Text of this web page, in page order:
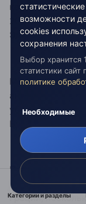
которые
200 лет - с той
Эджин.
Между тем
англичан,
убеждены в
Британского
Противники
убеждены, что
Греции,
Категории и разделы
возможности
cookies
сохранения
Выбор хранится
статистики
политике
Необходимые